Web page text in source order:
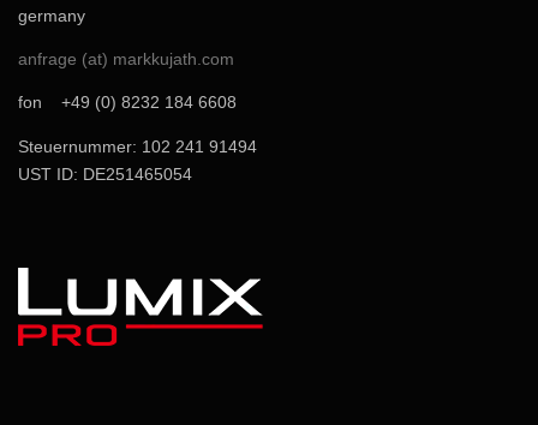
germany
anfrage (at) markkujath.com
fon +49 (0) 8232 184 6608
Steuernummer: 102 241 91494
UST ID: DE251465054